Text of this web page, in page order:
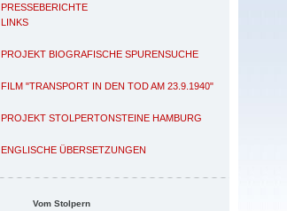
PRESSEBERICHTE
LINKS
PROJEKT BIOGRAFISCHE SPURENSUCHE
FILM "TRANSPORT IN DEN TOD AM 23.9.1940"
PROJEKT STOLPERTONSTEINE HAMBURG
ENGLISCHE ÜBERSETZUNGEN
Vom Stolpern